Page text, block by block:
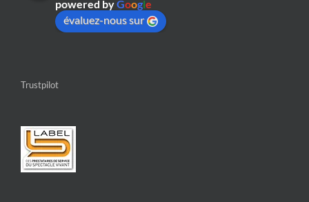
powered byGoogle
évaluez-nous sur
Trustpilot